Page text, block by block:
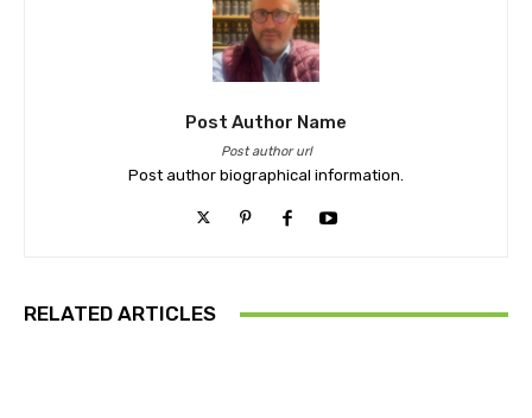
Post Author Name
Post author url
Post author biographical information.
RELATED ARTICLES